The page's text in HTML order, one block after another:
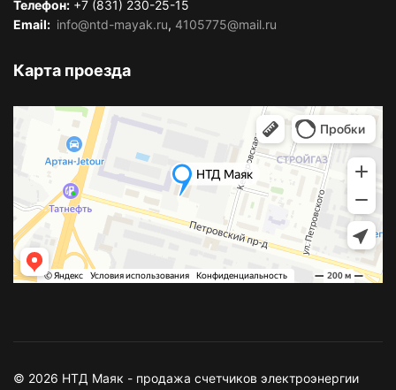
Телефон: +7 (831) 230-25-15
Email: info@ntd-mayak.ru, 4105775@mail.ru
Карта проезда
© 2026 НТД Маяк - продажа счетчиков электроэнергии